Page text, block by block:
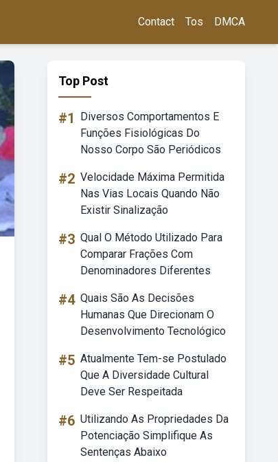
Contact Tos DMCA
Top Post
#1
Diversos Comportamentos E
Funções Fisiológicas Do
Nosso Corpo São Periódicos
#2 Velocidade Máxima Permitida
Nas Vias Locais Quando Não
Existir Sinalização
#3 Qual O Método Utilizado Para
Comparar Frações Com
Denominadores Diferentes
#4 Quais São As Decisões
Humanas Que Direcionam O
Desenvolvimento Tecnológico
#5 Atualmente Tem-se Postulado
Que A Diversidade Cultural
Deve Ser Respeitada
#6 Utilizando As Propriedades Da
Potenciação Simplifique As
Sentenças Abaixo